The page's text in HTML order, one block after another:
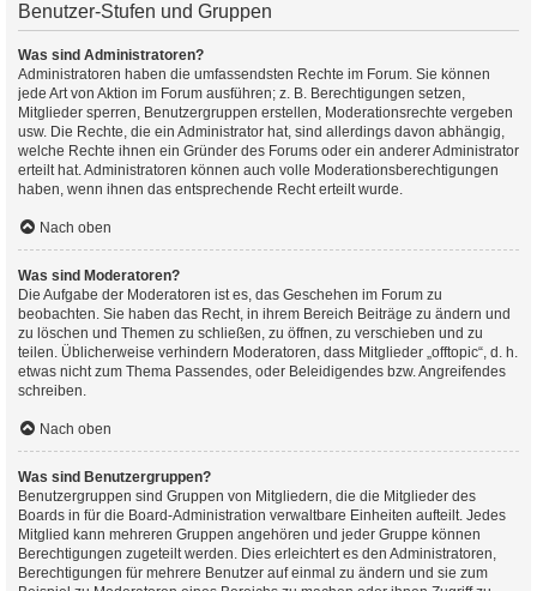
Benutzer-Stufen und Gruppen
Was sind Administratoren?
Administratoren haben die umfassendsten Rechte im Forum. Sie können
jede Art von Aktion im Forum ausführen; z. B. Berechtigungen setzen,
Mitglieder sperren, Benutzergruppen erstellen, Moderationsrechte vergeben
usw. Die Rechte, die ein Administrator hat, sind allerdings davon abhängig,
welche Rechte ihnen ein Gründer des Forums oder ein anderer Administrator
erteilt hat. Administratoren können auch volle Moderationsberechtigungen
haben, wenn ihnen das entsprechende Recht erteilt wurde.
Nach oben
Was sind Moderatoren?
Die Aufgabe der Moderatoren ist es, das Geschehen im Forum zu
beobachten. Sie haben das Recht, in ihrem Bereich Beiträge zu ändern und
zu löschen und Themen zu schließen, zu öffnen, zu verschieben und zu
teilen. Üblicherweise verhindern Moderatoren, dass Mitglieder „offtopic“, d. h.
etwas nicht zum Thema Passendes, oder Beleidigendes bzw. Angreifendes
schreiben.
Nach oben
Was sind Benutzergruppen?
Benutzergruppen sind Gruppen von Mitgliedern, die die Mitglieder des
Boards in für die Board-Administration verwaltbare Einheiten aufteilt. Jedes
Mitglied kann mehreren Gruppen angehören und jeder Gruppe können
Berechtigungen zugeteilt werden. Dies erleichtert es den Administratoren,
Berechtigungen für mehrere Benutzer auf einmal zu ändern und sie zum